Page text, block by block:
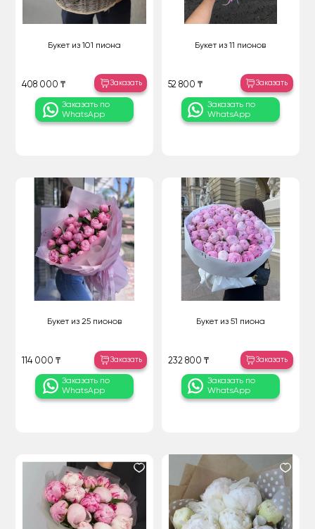
Букет из 101 пиона
408 000 ₸ Заказать
Заказать по
WhatsApp
Букет из 11 пионов
52 800 ₸ Заказать
Заказать по
WhatsApp
Букет из 25 пионов
114 000 ₸ Заказать
Заказать по
WhatsApp
Букет из 51 пиона
232 800 ₸ Заказать
Заказать по
WhatsApp